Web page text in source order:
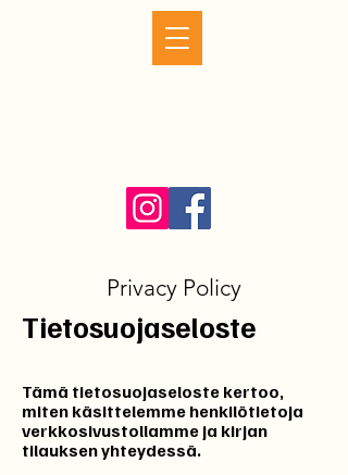
Privacy Policy
Tietosuojaseloste
Tämä tietosuojaseloste kertoo,
miten käsittelemme henkilötietoja
verkkosivustollamme ja kirjan
tilauksen yhteydessä.